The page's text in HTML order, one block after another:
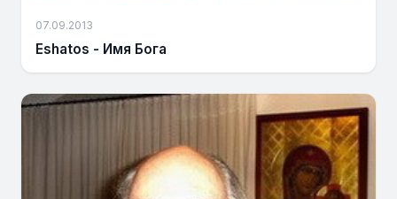
07.09.2013
Eshatos - Имя Бога